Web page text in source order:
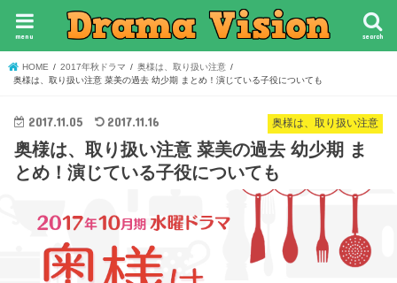
search
menu
HOME 2017年秋ドラマ
奥様は、取り扱い注意
奥様は、取り扱い注意 菜美の過去 幼少期 まとめ！演じている子役についても
奥様は、取り扱い注意
2017.11.05 2017.11.16
奥様は、取り扱い注意 菜美の過去 幼少期 ま
とめ！演じている子役についても